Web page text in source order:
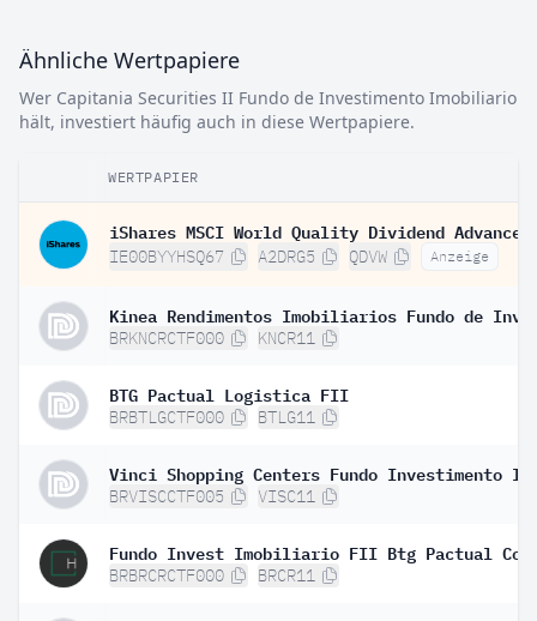
Ähnliche Wertpapiere
Wer Capitania Securities II Fundo de Investimento Imobiliario
hält, investiert häufig auch in diese Wertpapiere.
WERTPAPIER
IE00BYYHSQ67 A2DRG5 QDVW Anzeige
BRKNCRCTF000 KNCR11
BTG Pactual Logistica FII
BRBTLGCTF000 BTLG11
BRVISCCTF005 VISC11
BRBRCRCTF000 BRCR11